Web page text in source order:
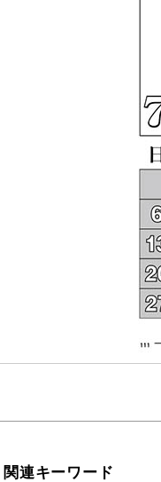
関連キーワード